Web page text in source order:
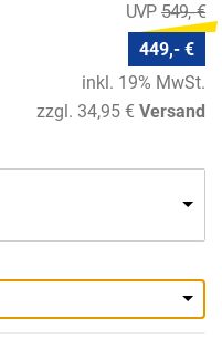
549,- €
449,- €
inkl. 19% MwSt.
zzgl. 34,95 € Versand